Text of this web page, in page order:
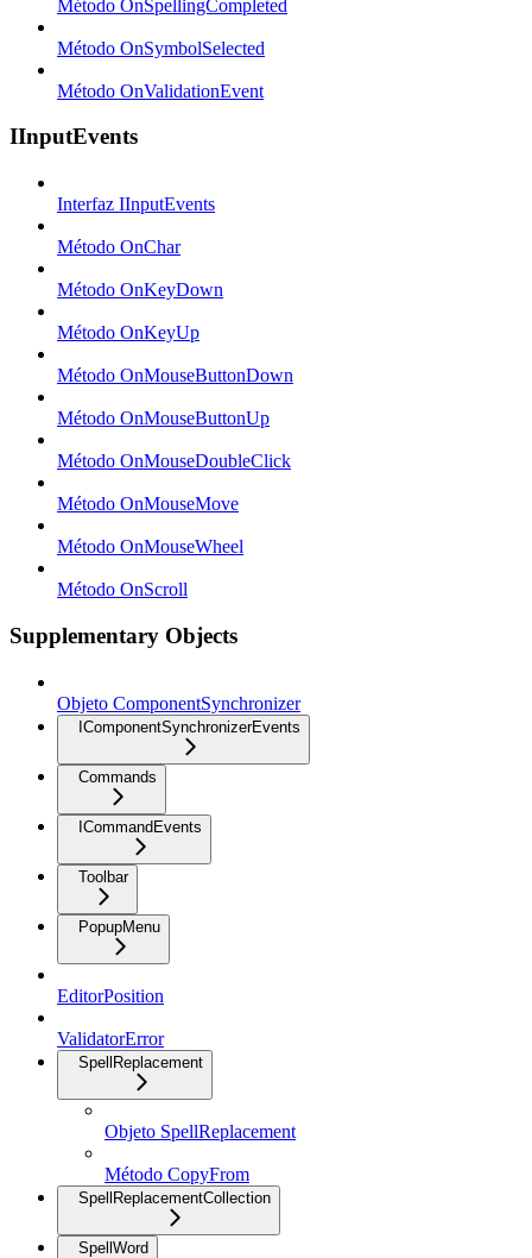
Método OnSpellingCompleted
Método OnSymbolSelected
Método OnValidationEvent
IInputEvents
Interfaz IInputEvents
Método OnChar
Método OnKeyDown
Método OnKeyUp
Método OnMouseButtonDown
Método OnMouseButtonUp
Método OnMouseDoubleClick
Método OnMouseMove
Método OnMouseWheel
Método OnScroll
Supplementary Objects
Objeto ComponentSynchronizer
IComponentSynchronizerEvents
Commands
ICommandEvents
Toolbar
PopupMenu
EditorPosition
ValidatorError
SpellReplacement
Objeto SpellReplacement
Método CopyFrom
SpellReplacementCollection
SpellWord